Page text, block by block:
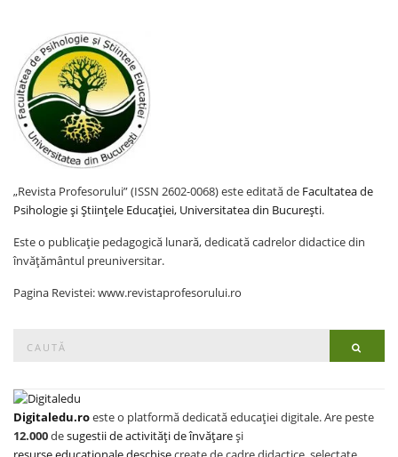
„Revista Profesorului” (ISSN 2602-0068) este editată de Facultatea de
Psihologie și Științele Educației, Universitatea din București.
Este o publicație pedagogică lunară, dedicată cadrelor didactice din
învățământul preuniversitar.
Pagina Revistei: www.revistaprofesorului.ro
for:
Digitaledu.roeste o platformă dedicată educației digitale. Are peste
12.000desugestii de activități de învățareși